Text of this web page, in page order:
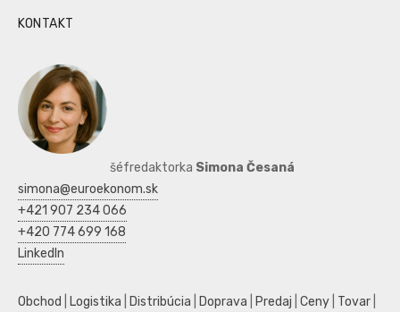
KONTAKT
šéfredaktorka Simona Česaná
simona@euroekonom.sk
+421 907 234 066
+420 774 699 168
LinkedIn
Obchod Logistika Distribúcia Doprava Predaj Ceny Tovar